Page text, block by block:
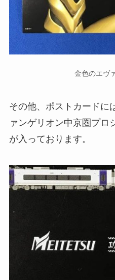
金色のエヴ
その他、ポストカードに
ァンゲリオン中京圏プロ
が入っております。